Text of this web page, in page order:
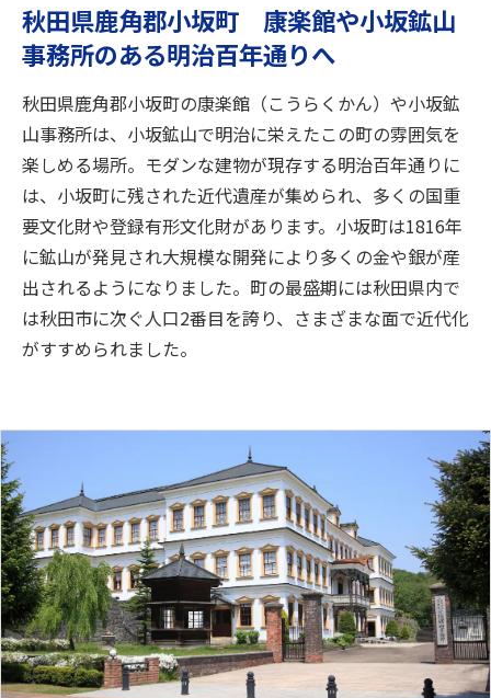
閉じる
秋田県鹿角郡小坂町 康楽館や小坂鉱山
事務所のある明治百年通りへ
秋田県鹿角郡小坂町の康楽館（こうらくかん）や小坂鉱
山事務所は、小坂鉱山で明治に栄えたこの町の雰囲気を
楽しめる場所。モダンな建物が現存する明治百年通りに
は、小坂町に残された近代遺産が集められ、多くの国重
要文化財や登録有形文化財があります。小坂町は1816年
に鉱山が発見され大規模な開発により多くの金や銀が産
出されるようになりました。町の最盛期には秋田県内で
は秋田市に次ぐ人口2番目を誇り、さまざまな面で近代化
がすすめられました。